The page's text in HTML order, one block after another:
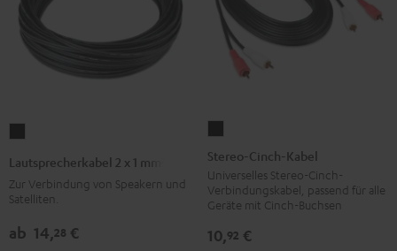
1
Schwarz
Lautsprecherkabel 2 x 1 mm²
Zur Verbindung von Speakern und
Satelliten.
ab 14,28 €
Cinch-
Kabel
Schwarz
Stereo-Cinch-Kabel
Universelles Stereo-Cinch-
Verbindungskabel, passend für alle
Geräte mit Cinch-Buchsen
10,92 €